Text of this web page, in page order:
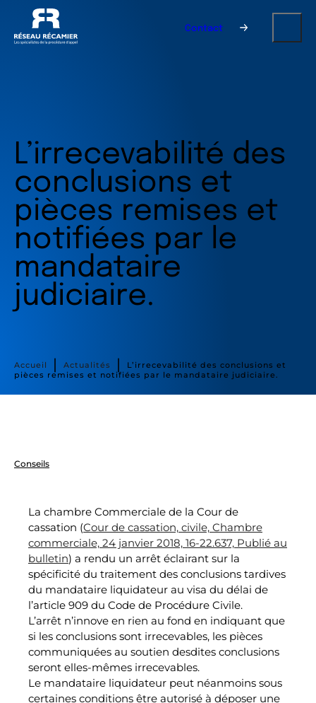
Contact
L’irrecevabilité des
conclusions et
pièces remises et
notifiées par le
mandataire
judiciaire.
Accueil ∣ Actualités ∣
L’irrecevabilité des conclusions et
pièces remises et notifiées par le mandataire judiciaire.
Conseils
La chambre Commerciale de la Cour de
cassation (Cour de cassation, civile, Chambre
commerciale, 24 janvier 2018, 16-22.637, Publié au
bulletin) a rendu un arrêt éclairant sur la
spécificité du traitement des conclusions tardives
du mandataire liquidateur au visa du délai de
l’article 909 du Code de Procédure Civile.
L’arrêt n’innove en rien au fond en indiquant que
si les conclusions sont irrecevables, les pièces
communiquées au soutien desdites conclusions
seront elles-mêmes irrecevables.
Le mandataire liquidateur peut néanmoins sous
certaines conditions être autorisé à déposer une